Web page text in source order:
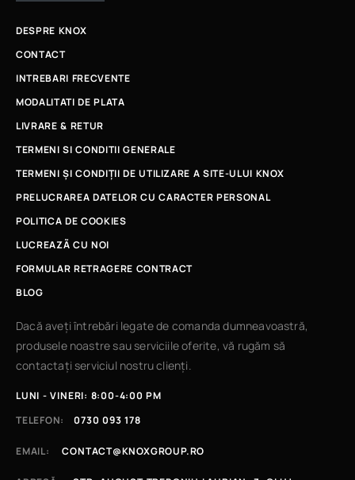
DESPRE KNOX
CONTACT
INTREBARI FRECVENTE
MODALITATI DE PLATA
LIVRARE & RETUR
TERMENI SI CONDITII GENERALE
TERMENI ȘI CONDIȚII DE UTILIZARE A SITE-ULUI KNOX
PRELUCRAREA DATELOR CU CARACTER PERSONAL
POLITICA DE COOKIES
LUCREAZÃ CU NOI
FORMULAR RETRAGERE CONTRACT
BLOG
Dacă aveți întrebări legate de comanda dumneavoastră,
produsele noastre sau serviciile oferite, vă rugăm să
contactați serviciul nostru clienți.
LUNI - VINERI: 8:00-4:00 PM
TELEFON:
0730 093 178
EMAIL: CONTACT@KNOXGROUP.RO